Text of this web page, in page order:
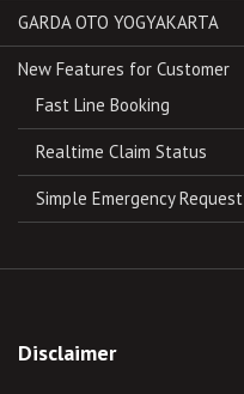
GARDA OTO YOGYAKARTA
New Features for Customer
Fast Line Booking
Realtime Claim Status
Simple Emergency Request
Disclaimer